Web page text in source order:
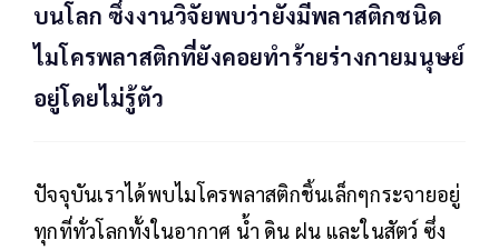
บนโลก ซึ่งงานวิจัยพบว่ายังมีพลาสติกชนิด
ไมโครพลาสติกที่ยังคอยทำร้ายร่างกายมนุษย์
อยู่โดยไม่รู้ตัว
ปัจจุบันเราได้พบไมโครพลาสติกชิ้นเล็กๆกระจายอยู่
ทุกที่ทั่วโลกทั้งในอากาศ น้ำ ดิน ฝน และในสัตว์ ซึ่ง